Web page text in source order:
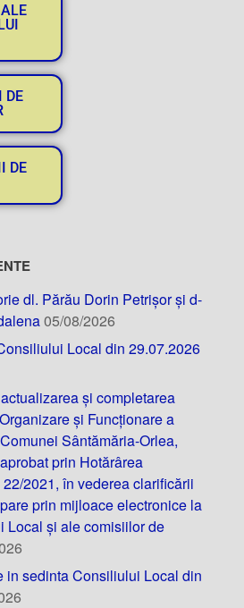
DE
DE
dl. Părău Dorin Petrișor și d-
05/08/2026
Local din 29.07.2026
și completarea
și Funcționare a
Sântămăria-Orlea,
prin Hotărârea
2021, în vederea clarificării
prin mijloace electronice la
Local și ale comisiilor de
in sedinta Consiliului Local din